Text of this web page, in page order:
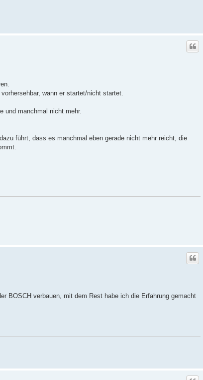
wann er startet/nicht startet.
und manchmal nicht mehr.
führt, dass es manchmal eben gerade nicht mehr reicht, die
BOSCH verbauen, mit dem Rest habe ich die Erfahrung gemacht